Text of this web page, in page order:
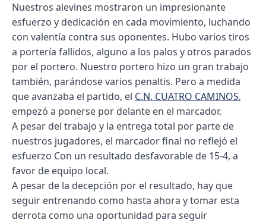
Nuestros alevines mostraron un impresionante
esfuerzo y dedicación en cada movimiento, luchando
con valentía contra sus oponentes. Hubo varios tiros
a portería fallidos, alguno a los palos y otros parados
por el portero. Nuestro portero hizo un gran trabajo
también, parándose varios penaltis. Pero a medida
que avanzaba el partido, el C.N. CUATRO CAMINOS,
empezó a ponerse por delante en el marcador.
A pesar del trabajo y la entrega total por parte de
nuestros jugadores, el marcador final no reflejó el
esfuerzo Con un resultado desfavorable de 15-4, a
favor de equipo local.
A pesar de la decepción por el resultado, hay que
seguir entrenando como hasta ahora y tomar esta
derrota como una oportunidad para seguir